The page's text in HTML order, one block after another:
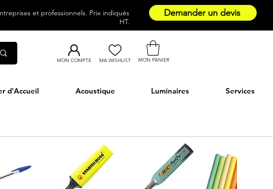
et professionnels. Prix indiqués
HT.
Demander un devis
MON COMPTE MA WISHLIST MON PANIER
d'Accueil Acoustique Luminaires Services